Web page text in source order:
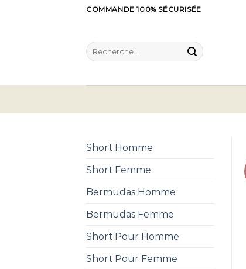
COMMANDE 100% SÉCURISÉE
Recherche
pour :
Short Homme
Short Femme
Bermudas Homme
Bermudas Femme
Short Pour Homme
Short Pour Femme